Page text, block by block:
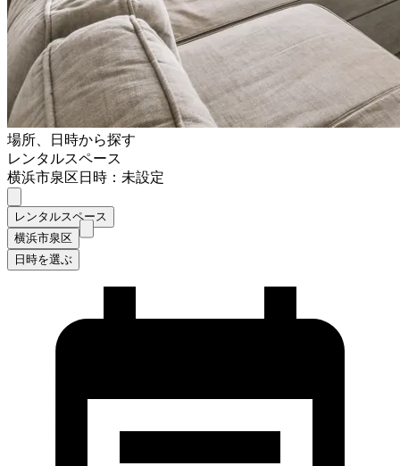
場所、日時から探す
レンタルスペース
横浜市泉区日時：未設定
レンタルスペース
横浜市泉区
日時を選ぶ